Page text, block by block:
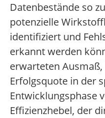
Datenbestände so
potenzielle
identifiziert und
erkannt werden
erwarteten
Erfolgsquote in der
Entwicklungsphase
Effizienzhebel, der